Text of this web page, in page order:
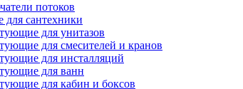
потоков
сантехники
для унитазов
для смесителей и кранов
для инсталляций
для ванн
для кабин и боксов